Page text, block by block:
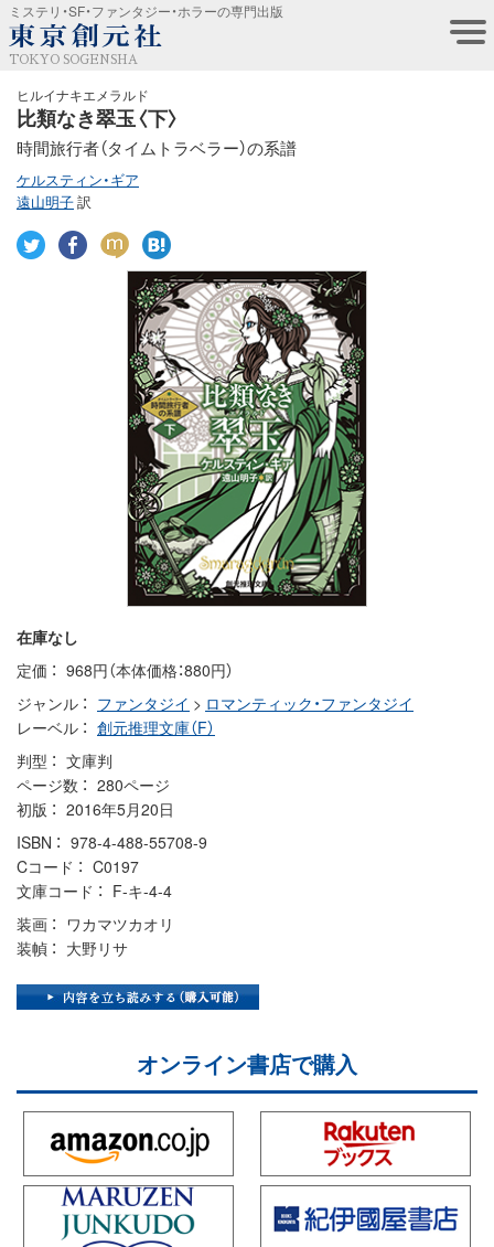
ミステリ・SF・ファンタジー・ホラーの専門出版
TOKYO SOGENSHA
ヒルイナキエメラルド
比類なき翠玉〈下〉
時間旅行者（タイムトラベラー）の系譜
ケルスティン・ギア
遠山明子訳
在庫なし
定価
968円（本体価格：880円）
ジャンル
ファンタジイ > ロマンティック・ファンタジイ
レーベル
創元推理文庫（F）
判型
文庫判
ページ数
280ページ
初版
2016年5月20日
ISBN
978-4-488-55708-9
Cコード
C0197
文庫コード
F-キ-4-4
装画
ワカマツカオリ
装幀
大野リサ
オンライン書店で購入